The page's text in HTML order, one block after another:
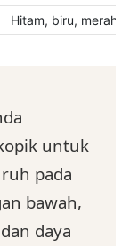
Hitam, biru, merah
untuk
pada
bawah,
daya